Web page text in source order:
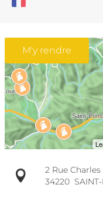
M'y rendre
2 Rue
34220